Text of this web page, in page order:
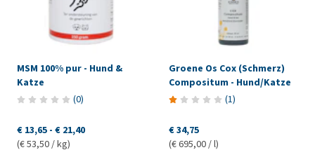
MSM 100% pur - Hund &
Katze
(0)
€ 13,65 - € 21,40
(€ 53,50 / kg)
Groene Os Cox (Schmerz)
Compositum - Hund/Katze
(1)
€ 34,75
(€ 695,00 / l)